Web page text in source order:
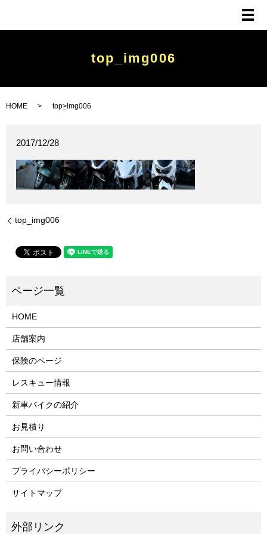
メ
top_img006
HOME top_img006
2017/12/28
top_img006
HOME
店舗案内
保険のページ
レスキュー情報
新車バイクの紹介
お見積り
お問い合わせ
プライバシーポリシー
サイトマップ